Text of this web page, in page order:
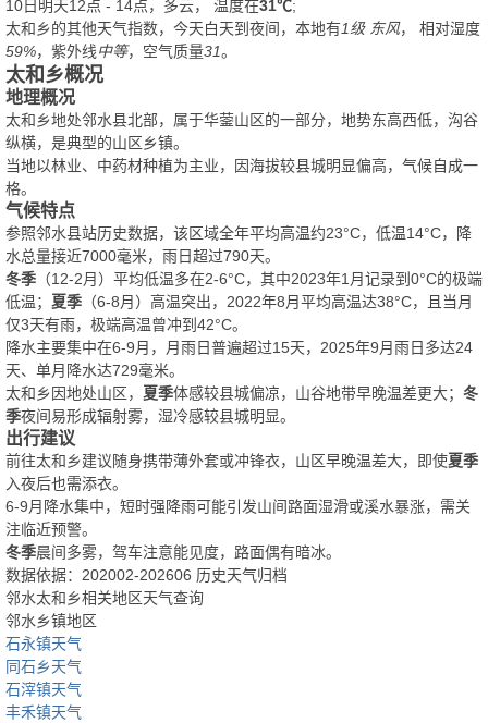
10日明天12点 - 14点，多云， 温度在31℃;
太和乡的其他天气指数，今天白天到夜间，本地有1级 东风， 相对湿度
59%，紫外线中等，空气质量31。
太和乡概况
地理概况
太和乡地处邻水县北部，属于华蓥山区的一部分，地势东高西低，沟谷
纵横，是典型的山区乡镇。
当地以林业、中药材种植为主业，因海拔较县城明显偏高，气候自成一
格。
气候特点
参照邻水县站历史数据，该区域全年平均高温约23°C，低温14°C，降
水总量接近7000毫米，雨日超过790天。
冬季 （12-2月）平均低温多在2-6°C，其中2023年1月记录到0°C的极端
低温； 夏季 （6-8月）高温突出，2022年8月平均高温达38°C，且当月
仅3天有雨，极端高温曾冲到42°C。
降水主要集中在6-9月，月雨日普遍超过15天，2025年9月雨日多达24
天、单月降水达729毫米。
太和乡因地处山区， 夏季体感较县城偏凉，山谷地带早晚温差更大； 冬
季夜间易形成辐射雾，湿冷感较县城明显。
出行建议
前往太和乡建议随身携带薄外套或冲锋衣，山区早晚温差大，即使夏季
入夜后也需添衣。
6-9月降水集中，短时强降雨可能引发山间路面湿滑或溪水暴涨，需关
注临近预警。
冬季晨间多雾，驾车注意能见度，路面偶有暗冰。
数据依据：202002-202606 历史天气归档
邻水太和乡相关地区天气查询
邻水乡镇地区
石永镇天气
同石乡天气
石滓镇天气
丰禾镇天气